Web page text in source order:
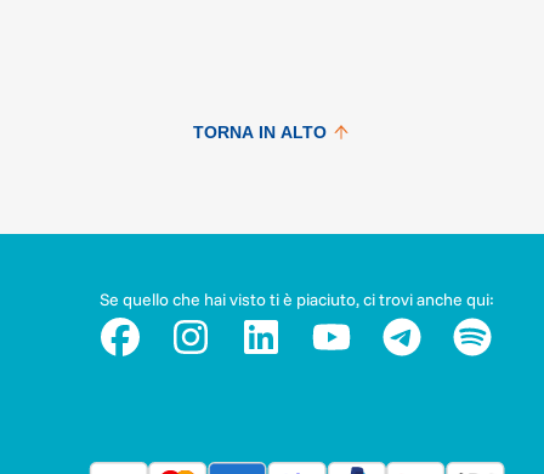
TORNA IN ALTO
Se quello che hai visto ti è piaciuto, ci trovi anche qui: